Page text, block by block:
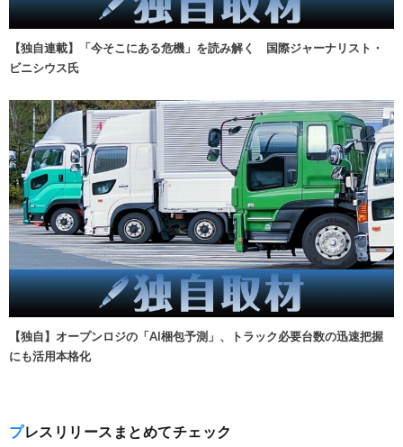
【独自連載】「今そこにある危機」を読み解く 国際ジャーナリスト・
ビニシウス氏
【独自】オープンロジの「AI梱包予測」、トラック必要台数の迅速把握
にも活用本格化
プレスリリースまとめてチェック